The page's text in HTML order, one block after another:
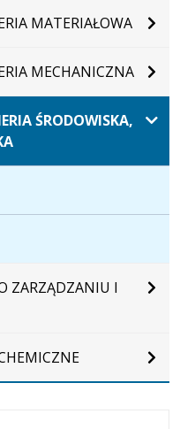
MATERIAŁOWA
MECHANICZNA
ŚRODOWISKA,
ZARZĄDZANIU I